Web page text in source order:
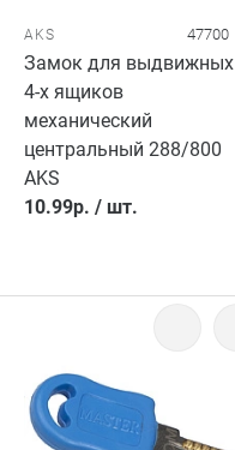
AKS 47700
Замок для выдвижных
4-х ящиков
механический
центральный 288/800
AKS
10.99р. / шт.